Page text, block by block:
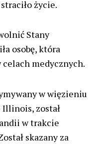
życie.
Stany
osobę, która
medycznych.
w więzieniu
został
w trakcie
skazany za